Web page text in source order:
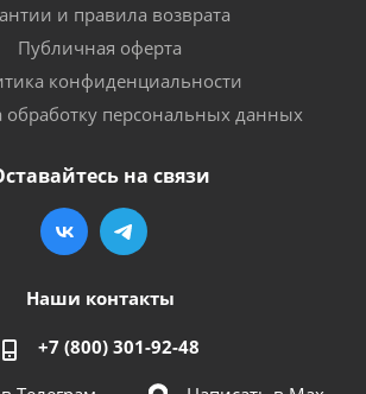
и правила возврата
Публичная оферта
конфиденциальности
обработку персональных данных
на связи
Наши контакты
+7 (800) 301-92-48